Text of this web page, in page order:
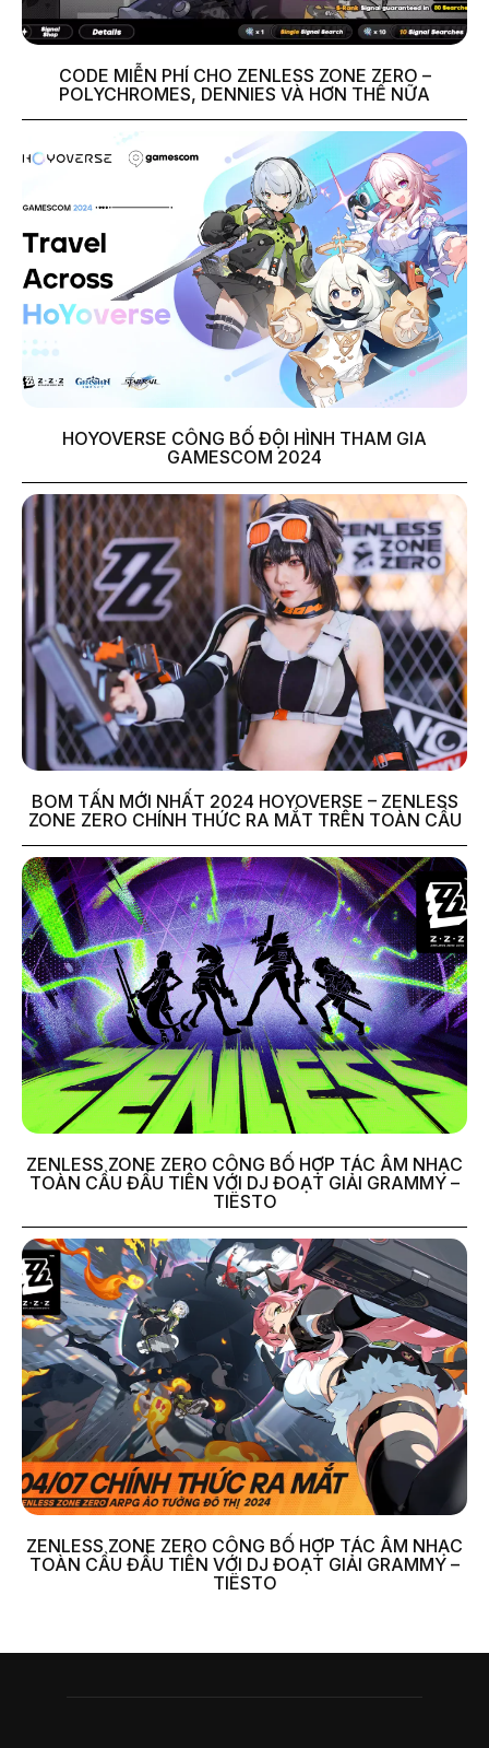
CODE MIỄN PHÍ CHO ZENLESS ZONE ZERO –
POLYCHROMES, DENNIES VÀ HƠN THẾ NỮA
HOYOVERSE CÔNG BỐ ĐỘI HÌNH THAM GIA
GAMESCOM 2024
BOM TẤN MỚI NHẤT 2024 HOYOVERSE – ZENLESS
ZONE ZERO CHÍNH THỨC RA MẮT TRÊN TOÀN CẦU
ZENLESS ZONE ZERO CÔNG BỐ HỢP TÁC ÂM NHẠC
TOÀN CẦU ĐẦU TIÊN VỚI DJ ĐOẠT GIẢI GRAMMY –
TIËSTO
ZENLESS ZONE ZERO CÔNG BỐ HỢP TÁC ÂM NHẠC
TOÀN CẦU ĐẦU TIÊN VỚI DJ ĐOẠT GIẢI GRAMMY –
TIËSTO